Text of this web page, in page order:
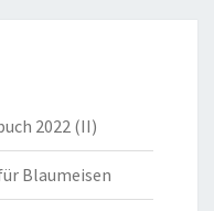
2022 (II)
Blaumeisen